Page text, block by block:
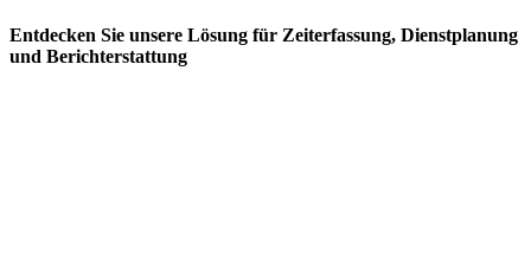
Entdecken Sie unsere Lösung für Zeiterfassung, Dienstplanung
und Berichterstattung